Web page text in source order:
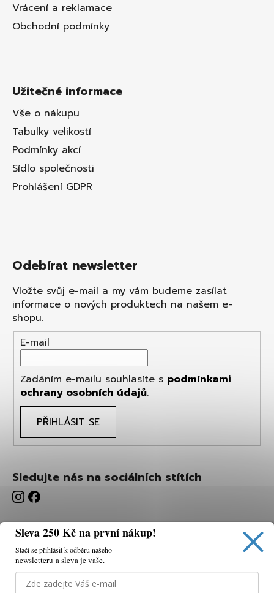
Používáme cookies, abychom vám umožnili pohodlné
prohlížení webu a díky analýze webu neustále zlepšovat
Vrácení a reklamace
Obchodní podmínky
Užitečné informace
Vše o nákupu
Tabulky velikostí
Podmínky akcí
Sídlo společnosti
Prohlášení GDPR
Odebírat newsletter
Vložte svůj e-mail a my vám budeme zasílat
informace o nových produktech na našem e-
shopu.
E-mail
Zadáním e-mailu souhlasíte s podmínkami
ochrany osobních údajů.
PŘIHLÁSIT SE
Sledujte nás na sociálních stítích
Sleva 250 Kč na první nákup!
Stačí se přihlásit k odběru našeho
newsletteru a sleva je vaše.